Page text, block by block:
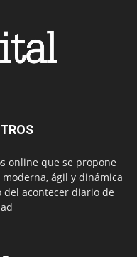
online que se propone
ágil y dinámica
acontecer diario de